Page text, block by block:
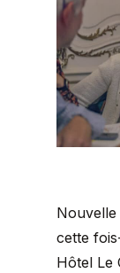
Nouvelle
cette
Hôtel Le